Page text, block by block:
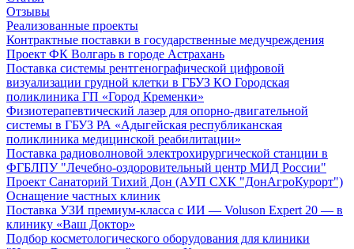
Отзывы
Реализованные проекты
Контрактные поставки в государственные медучреждения
Проект ФК Волгарь в городе Астрахань
Поставка системы рентгенографической цифровой
визуализации грудной клетки в ГБУЗ КО Городская
поликлиника ГП «Город Кременки»
Физиотерапевтический лазер для опорно-двигательной
системы в ГБУЗ РА «Адыгейская республиканская
поликлиника медицинской реабилитации»
Поставка радиоволновой электрохирургической станции в
ФГБЛПУ "Лечебно-оздоровительный центр МИД России"
Проект Санаторий Тихий Дон (АУП СХК "ДонАгроКурорт")
Оснащение частных клиник
Поставка УЗИ премиум-класса с ИИ — Voluson Expert 20 — в
клинику «Ваш Доктор»
Подбор косметологического оборудования для клиники